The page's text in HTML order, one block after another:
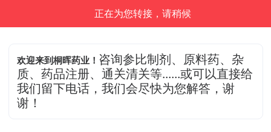
正在为您转接，请稍候
欢迎来到桐晖药业！ 咨询参比制剂、原料药、杂
质、药品注册、通关清关等......或可以直接给
我们留下电话，我们会尽快为您解答，谢
谢！